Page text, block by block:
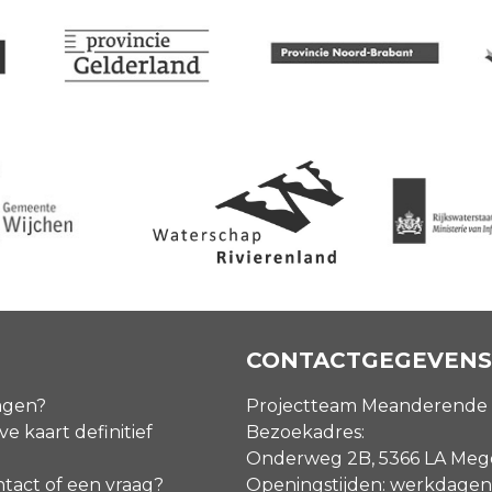
kaart definitief
of een vraag?
CONTACTGEGEVENS
Projectteam Meanderende
Bezoekadres:
Onderweg 2B, 5366 LA
Openingstijden: